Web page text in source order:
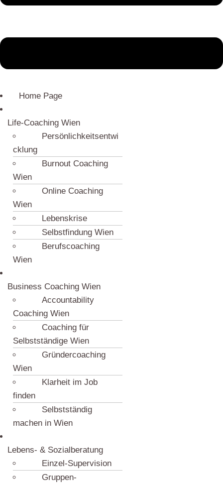
Home Page
Life-Coaching Wien
Persönlichkeitsentwi
cklung
Burnout Coaching
Wien
Online Coaching
Wien
Lebenskrise
Selbstfindung Wien
Berufscoaching
Wien
Business Coaching Wien
Accountability
Coaching Wien
Coaching für
Selbstständige Wien
Gründercoaching
Wien
Klarheit im Job
finden
Selbstständig
machen in Wien
Lebens- & Sozialberatung
Einzel-Supervision
Gruppen-